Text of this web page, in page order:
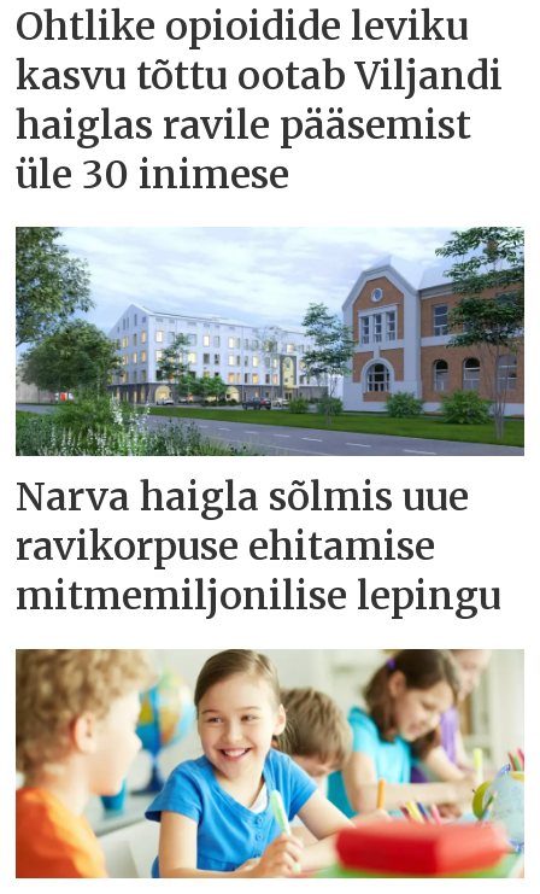
Ohtlike opioidide leviku
kasvu tõttu ootab Viljandi
haiglas ravile pääsemist
üle 30 inimese
Narva haigla sõlmis uue
ravikorpuse ehitamise
mitmemiljonilise lepingu